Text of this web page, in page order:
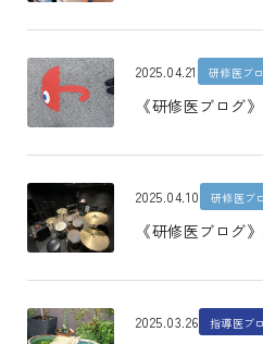
2025.04.21 研修医ブ
《研修医ブログ
2025.04.10 研修医ブ
《研修医ブログ
2025.03.26 指導医ブ